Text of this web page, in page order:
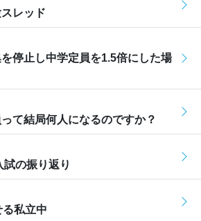
レッド
停止し中学定員を1.5倍にした場
て結局何人になるのですか？
の振り返り
私立中